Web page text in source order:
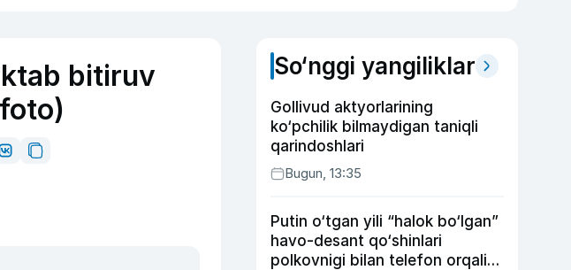
bitiruv
So‘nggi yangiliklar
Gollivud aktyorlarining
ko‘pchilik bilmaydigan taniqli
qarindoshlari
Bugun, 13:35
Putin o‘tgan yili “halok bo‘lgan”
havo-desant qo‘shinlari
polkovnigi bilan telefon orqali